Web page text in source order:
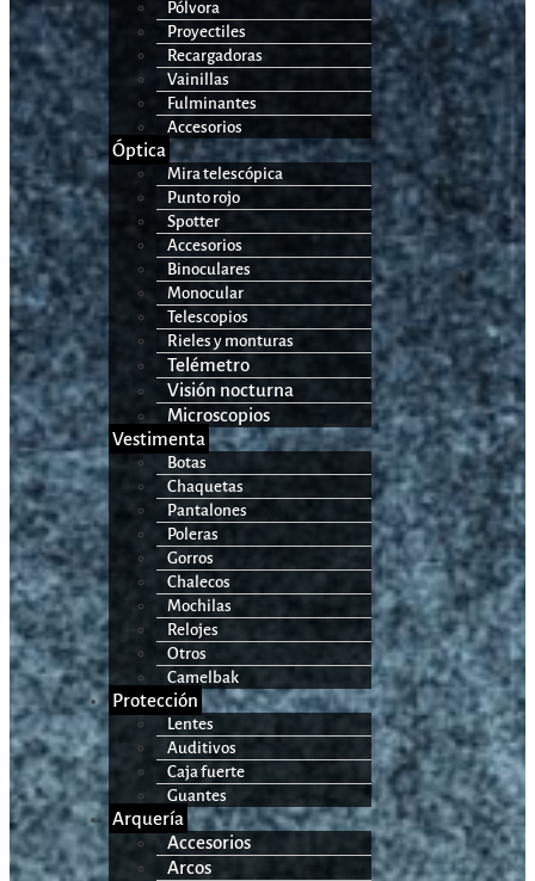
Pólvora
Proyectiles
Recargadoras
Vainillas
Fulminantes
Accesorios
Óptica
Mira telescópica
Punto rojo
Spotter
Accesorios
Binoculares
Monocular
Telescopios
Rieles y monturas
Telémetro
Visión nocturna
Microscopios
Vestimenta
Botas
Chaquetas
Pantalones
Poleras
Gorros
Chalecos
Mochilas
Relojes
Otros
Camelbak
Protección
Lentes
Auditivos
Caja fuerte
Guantes
Arquería
Accesorios
Arcos